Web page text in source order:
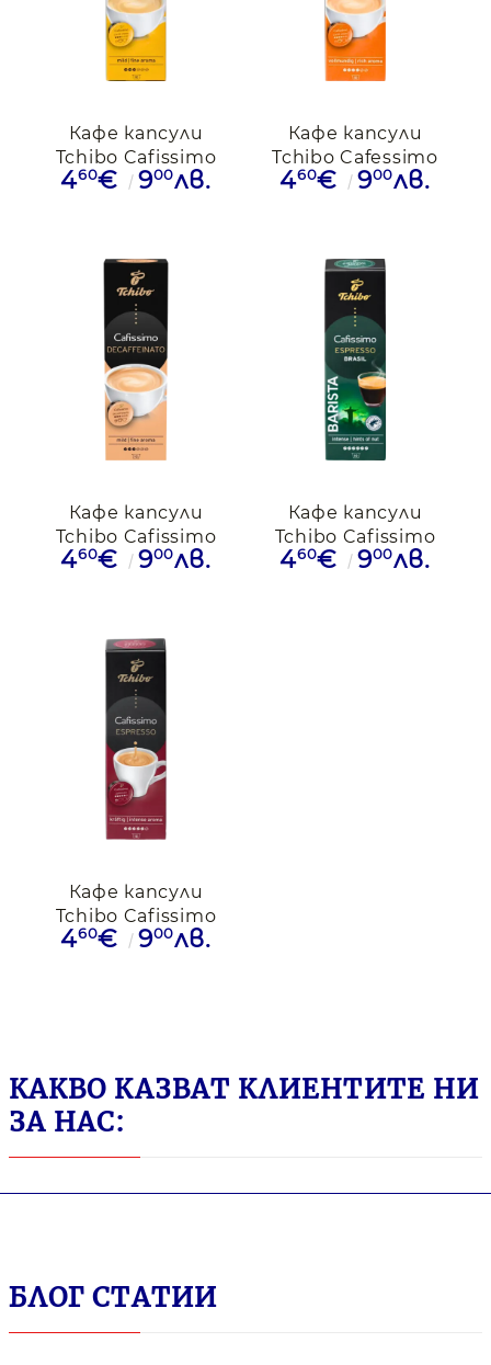
Кафе капсули
Tchibo Cafissimo
Fine Aroma, 10
460€ 900лв.
Кафе капсули
Tchibo Cafessimo
Rich Aroma, 10
460€ 900лв.
Кафе капсули
Tchibo Cafissimo
Decaffeinato
460€ 900лв.
Кафе капсули
Tchibo Cafissimo
Brasil, 10 капсули
460€ 900лв.
Кафе капсули
Tchibo Cafissimo
Intense aroma, 10
460€ 900лв.
КАКВО КАЗВАТ КЛИЕНТИТЕ НИ
ЗА НАС:
БЛОГ СТАТИИ